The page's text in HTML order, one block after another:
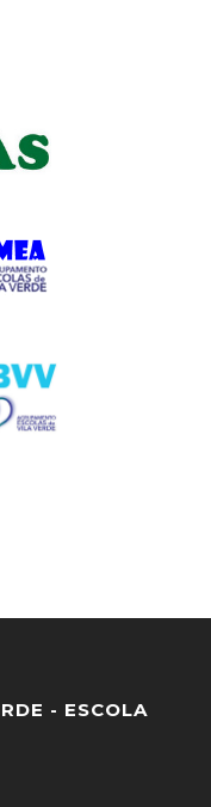
- ESCOLA